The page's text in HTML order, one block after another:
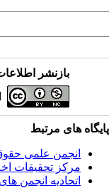
بازنشر
پایگاه های مرتبط
انجمن علمی
مرکز تحقیقات
اتحادیه انجمن